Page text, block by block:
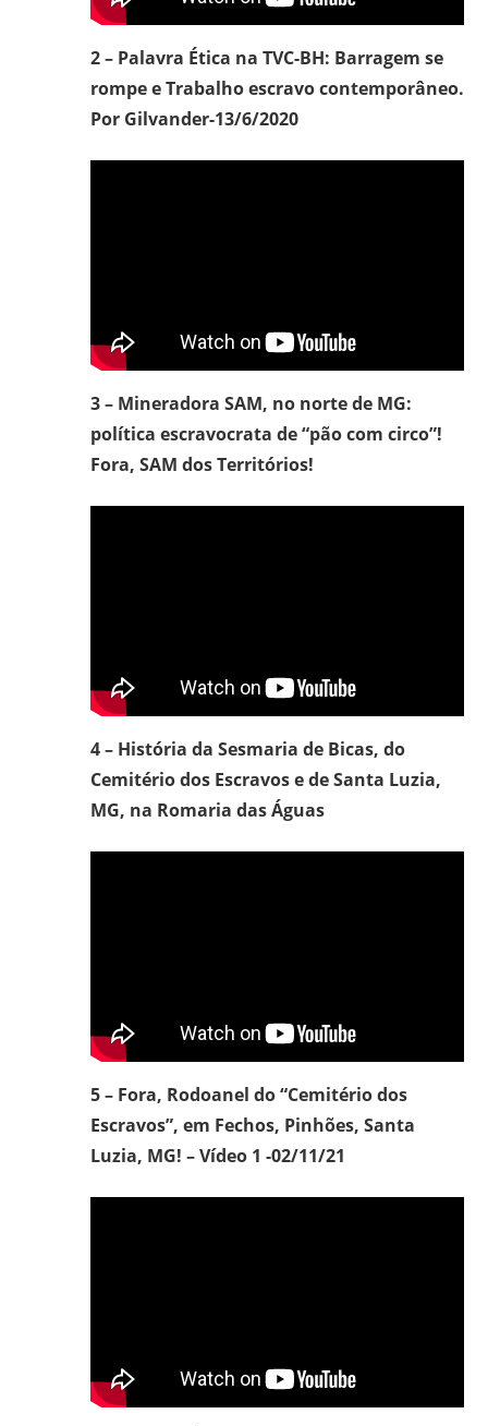
2 – Palavra Ética na TVC-BH: Barragem se
rompe e Trabalho escravo contemporâneo.
Por Gilvander-13/6/2020
3 – Mineradora SAM, no norte de MG:
política escravocrata de “pão com circo”!
Fora, SAM dos Territórios!
4 – História da Sesmaria de Bicas, do
Cemitério dos Escravos e de Santa Luzia,
MG, na Romaria das Águas
5 – Fora, Rodoanel do “Cemitério dos
Escravos”, em Fechos, Pinhões, Santa
Luzia, MG! – Vídeo 1 -02/11/21